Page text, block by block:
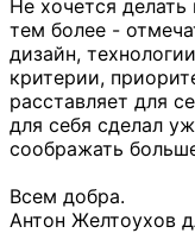
Не хочется
тем более -
дизайн,
критерии,
расставляет для
для себя сделал
соображать
Всем добра.
Антон Желтоухов